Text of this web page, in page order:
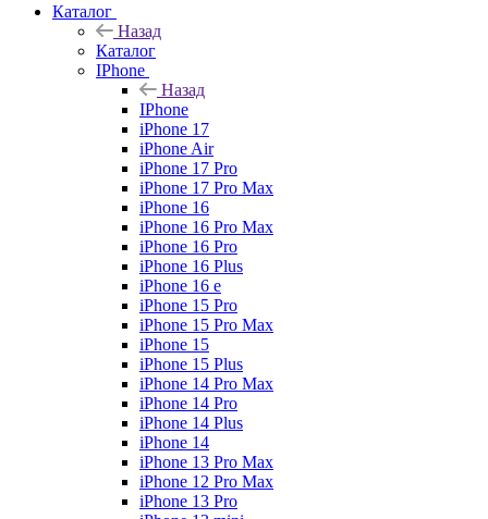
Каталог
Назад
Каталог
IPhone
Назад
IPhone
iPhone 17
iPhone Air
iPhone 17 Pro
iPhone 17 Pro Max
iPhone 16
iPhone 16 Pro Max
iPhone 16 Pro
iPhone 16 Plus
iPhone 16 e
iPhone 15 Pro
iPhone 15 Pro Max
iPhone 15
iPhone 15 Plus
iPhone 14 Pro Max
iPhone 14 Pro
iPhone 14 Plus
iPhone 14
iPhone 13 Pro Max
iPhone 12 Pro Max
iPhone 13 Pro